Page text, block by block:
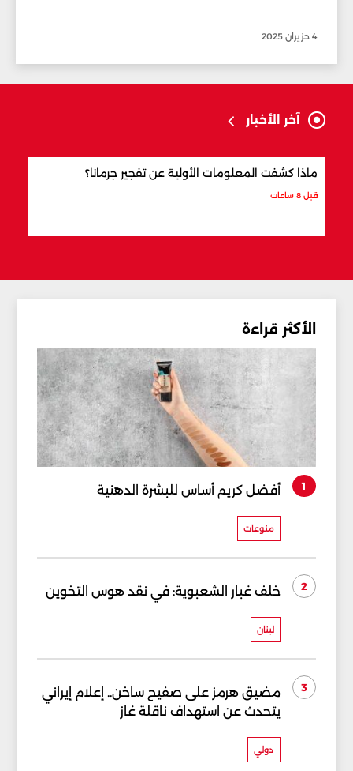
4 حزيران 2025
آخر الأخبار
ماذا كشفت المعلومات الأولية عن تفجير جرمانا؟
قبل 8 ساعات
الأكثر قراءة
1 أفضل كريم أساس للبشرة الدهنية
منوعات
2 خلف غبار الشعبوية: في نقد هوس التخوين
لبنان
3
مضيق هرمز على صفيح ساخن.. إعلام إيراني
يتحدث عن استهداف ناقلة غاز
دولي